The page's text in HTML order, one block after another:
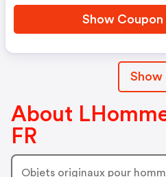
Show Coupon
Show
About
FR
Objets originaux pour